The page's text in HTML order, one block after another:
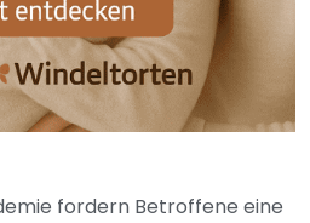
fordern Betroffene eine